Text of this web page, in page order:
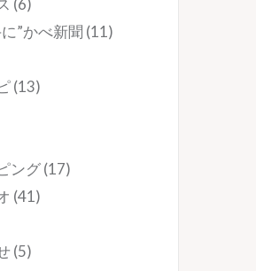
”かべ新聞 (11)
(13)
ング(17)
(41)
(5)